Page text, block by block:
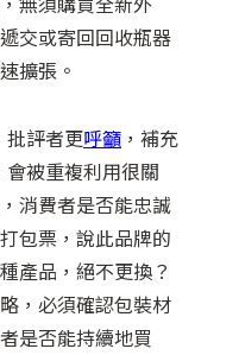
交或寄回回收瓶器
擴張。
批評者更呼籲 ，補充
被重複利用很關
消費者是否能忠誠
包票，說此品牌的
產品，絕不更換？
，必須確認包裝材
是否能持續地買